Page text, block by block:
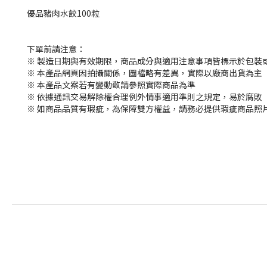
優品豬肉水餃100粒
下單前請注意：
※ 製造日期與有效期限，商品成分與適用注意事項皆標示於包裝
※ 本產品網頁因拍攝關係，圖檔略有差異，實際以廠商出貨為主
※ 本產品文案若有變動敬請參照實際商品為準
※ 依據通訊交易解除權合理例外情事適用準則之規定，易於腐
※ 如商品品質有瑕疵，為保障雙方權益，請務必提供瑕疵商品